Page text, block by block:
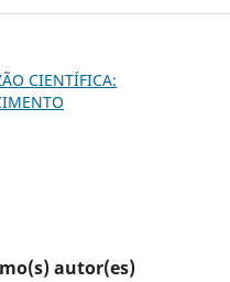
CIENTÍFICA:
autor(es)